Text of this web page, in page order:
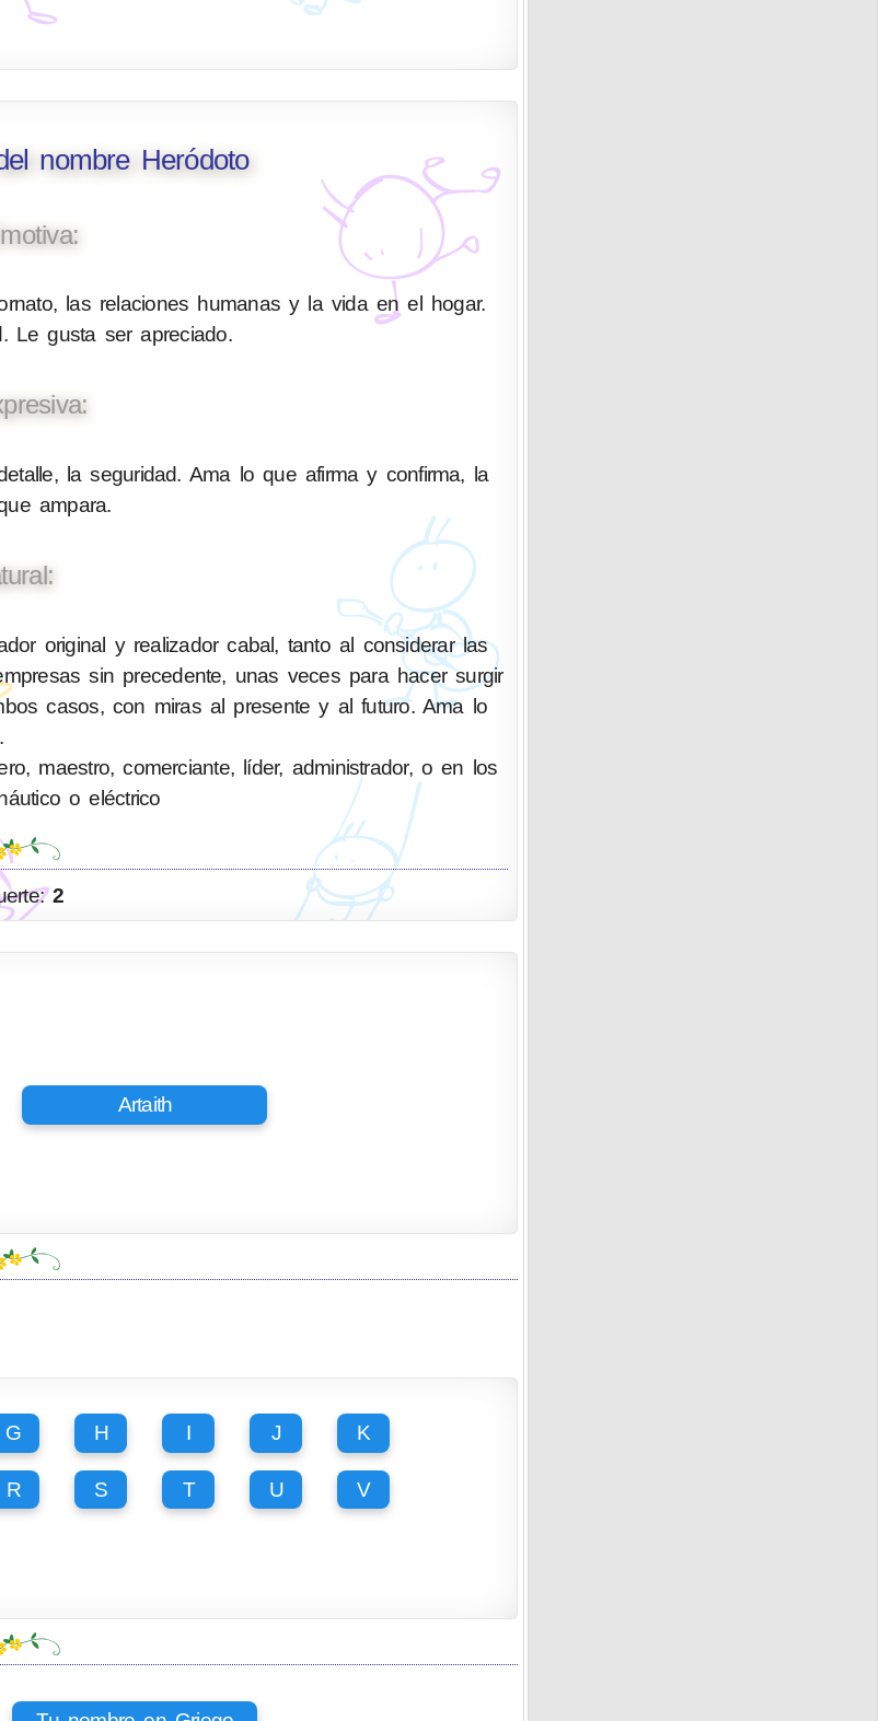
nombre Heródoto
las relaciones humanas y la vida en el hogar.
Le gusta ser apreciado.
la seguridad. Ama lo que afirma y confirma, la
ampara.
original y realizador cabal, tanto al considerar las
sin precedente, unas veces para hacer surgir
casos, con miras al presente y al futuro. Ama lo
maestro, comerciante, líder, administrador, o en los
o eléctrico
2
Artaith
G H I J K
R S T U V